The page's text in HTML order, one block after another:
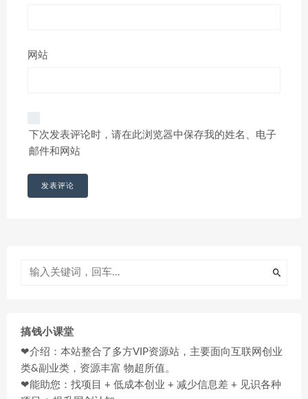
网站
下次发表评论时，请在此浏览器中保存我的姓名、电子
邮件和网站
搞钱小课堂
❤介绍：本站整合了多方VIP资源站，主要面向互联网创业
类&副业类，资源丰富 物超所值。
❤能助您：找项目 + 低成本创业 + 减少信息差 + 见识各种